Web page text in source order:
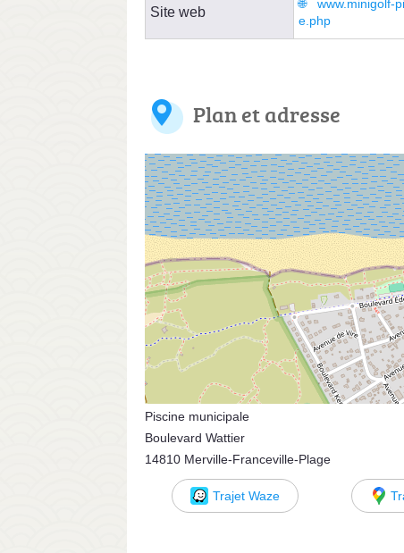
Site web
www.minigolf-
e.php
Plan et adresse
Piscine municipale
Boulevard Wattier
14810 Merville-Franceville-Plage
Trajet Waze